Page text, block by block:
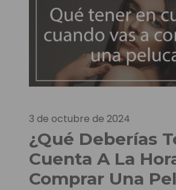
3 de octubre de 2024
¿Qué Deberías
Cuenta A La
Comprar Una